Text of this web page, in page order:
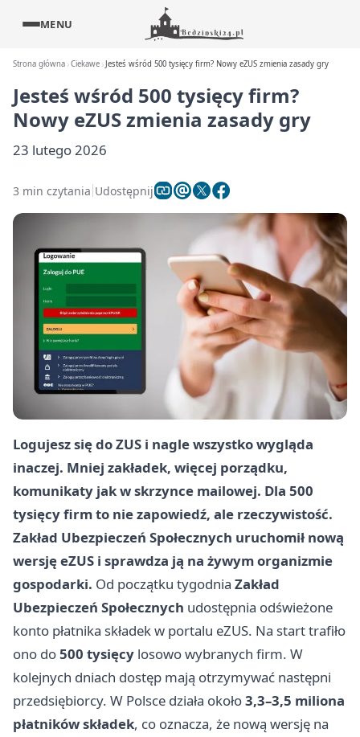
MENU
Strona główna Ciekawe Jesteś wśród 500 tysięcy firm? Nowy eZUS zmienia zasady gry
Jesteś wśród 500 tysięcy firm?
Nowy eZUS zmienia zasady gry
23 lutego 2026
3 min czytania Udostępnij
Logujesz się do ZUS i nagle wszystko wygląda
inaczej. Mniej zakładek, więcej porządku,
komunikaty jak w skrzynce mailowej. Dla 500
tysięcy firm to nie zapowiedź, ale rzeczywistość.
Zakład Ubezpieczeń Społecznych uruchomił nową
wersję eZUS i sprawdza ją na żywym organizmie
gospodarki. Od początku tygodnia Zakład
Ubezpieczeń Społecznych udostępnia odświeżone
konto płatnika składek w portalu eZUS. Na start trafiło
ono do500 tysięcy losowo wybranych firm. W
kolejnych dniach dostęp mają otrzymywać następni
przedsiębiorcy. W Polsce działa około3,3–3,5 miliona
płatników składek, co oznacza, że nową wersję na